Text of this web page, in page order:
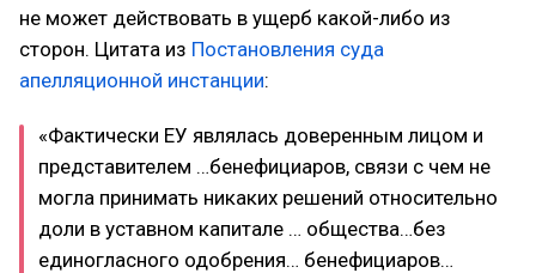
не может действовать в ущерб какой-либо из
сторон. Цитата из Постановления суда
апелляционной инстанции:
«Фактически ЕУ являлась доверенным лицом и
представителем …бенефициаров, связи с чем не
могла принимать никаких решений относительно
доли в уставном капитале … общества…без
единогласного одобрения… бенефициаров…